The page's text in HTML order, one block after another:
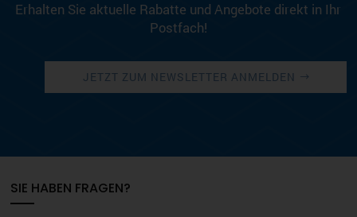
Erhalten Sie aktuelle Rabatte und Angebote direkt in Ihr
Postfach!
JETZT ZUM NEWSLETTER ANMELDEN
SIE HABEN FRAGEN?